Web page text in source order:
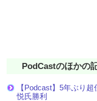
PodCastのほかの
【Podcast】5年ぶり
悦氏勝利